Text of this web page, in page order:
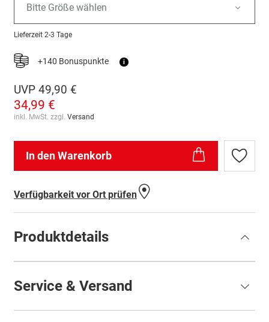
Bitte Größe wählen
Lieferzeit 2-3 Tage
+140 Bonuspunkte i
UVP 49,90 €
34,99 €
inkl. MwSt. zzgl. Versand
In den Warenkorb
Zur
Verfügbarkeit vor Ort prüfen
Produktdetails
Service & Versand